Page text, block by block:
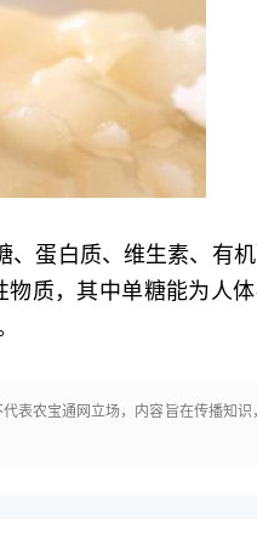
蛋白质、维生素、有机
质，其中单糖能为人
表农宝通网立场，内容旨在传播知识